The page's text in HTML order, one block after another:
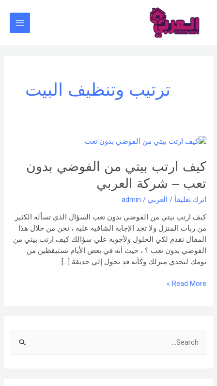
المحتوى
ترتيب وتنظيف البيت
كيف ارتب بيتي من الفوضي بدون
تعب – شركة العربي
اترك تعليقاً / العربي /
admin
كيف ارتب بيتي من الفوضي بدون تعب السؤال الذي تسأله الكثير
من ربات المنزل ولا تجد الإجابة الشافيه عليه ، نحن من خلال هذا
المقال نقدم لكي الحلول ولأجوبة علي سؤالك كيف ارتب بيتي من
الفوضي بدون تعب ؟ ، حيث أنه في بعض الأيام تستيقظين من
نومك لتجدي منزلك وكأنه قد تحول إلي حديقة […]
كيف
بيتي
من
الفوضي
بدون
–
شركة
العربي
Read More »